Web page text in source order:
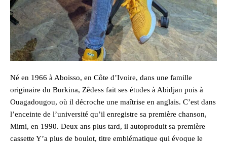
Né en 1966 à Aboisso, en Côte d’Ivoire, dans une famille
originaire du Burkina, Zêdess fait ses études à Abidjan puis à
Ouagadougou, où il décroche une maîtrise en anglais. C’est dans
l’enceinte de l’université qu’il enregistre sa première chanson,
Mimi, en 1990. Deux ans plus tard, il autoproduit sa première
cassette Y’a plus de boulot, titre emblématique qui évoque le